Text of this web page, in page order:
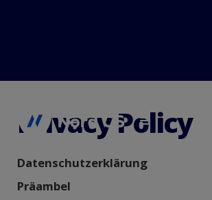
Privacy Policy
Datenschutzerklärung
Präambel